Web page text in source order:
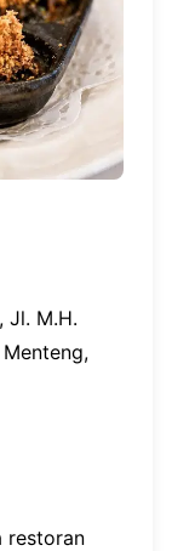
Jl. M.H.
restoran